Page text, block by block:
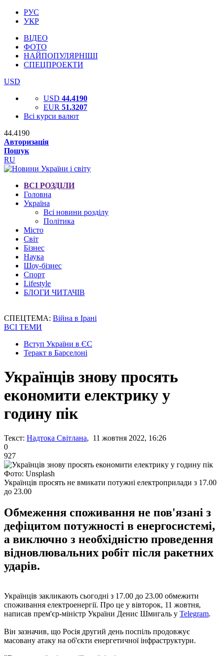
РУС
УКР
ВІДЕО
ФОТО
НАЙПОПУЛЯРНІШІ
СПЕЦПРОЕКТИ
USD
USD 44.4190
EUR 51.3207
Всі курси валют
44.4190
Авторизація
Пошук
RU
ВСІ РОЗДІЛИ
Головна
Україна
Всі новини розділу
Політика
Місто
Світ
Бізнес
Наука
Шоу-бізнес
Спорт
Lifestyle
БЛОГИ ЧИТАЧІВ
СПЕЦТЕМА: Війна в Ірані
ВСІ ТЕМИ
Вступ України в ЄС
Теракт в Барселоні
Українців знову просять
економити електрику у
годину пік
Текст: Надтока Світлана, 11 жовтня 2022, 16:26
0
927
Фото: Unsplash
Українців просять не вмикати потужні електроприлади з 17.00
до 23.00
Обмеження споживання не пов'язані з
дефіцитом потужності в енергосистемі,
а виключно з необхідністю проведення
відновлювальних робіт після ракетних
ударів.
Українців закликають сьогодні з 17.00 до 23.00 обмежити
споживання електроенергії. Про це у вівторок, 11 жовтня,
написав прем'єр-міністр України Денис Шмигаль у Telegram.
Він зазначив, що Росія другий день поспіль продовжує
масовану атаку на об'єкти енергетичної інфраструктури.